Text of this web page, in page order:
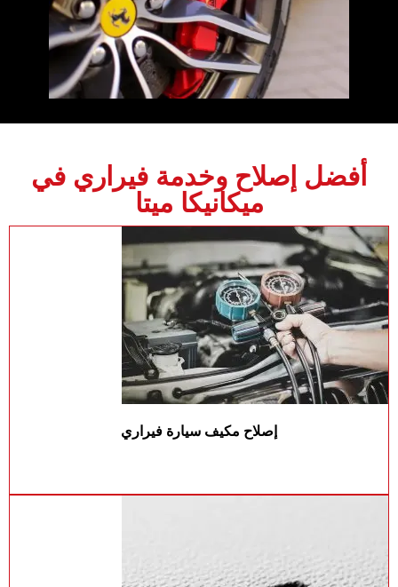
أفضل إصلاح وخدمة فيراري في
ميكانيكا ميتا
إصلاح مكيف سيارة فيراري